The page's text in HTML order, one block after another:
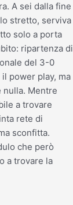
A sei dalla fine
stretto, serviva
solo a porta
ripartenza di
del 3-0
power play, ma
nulla. Mentre
a trovare
rete di
sconfitta.
che però
a trovare la